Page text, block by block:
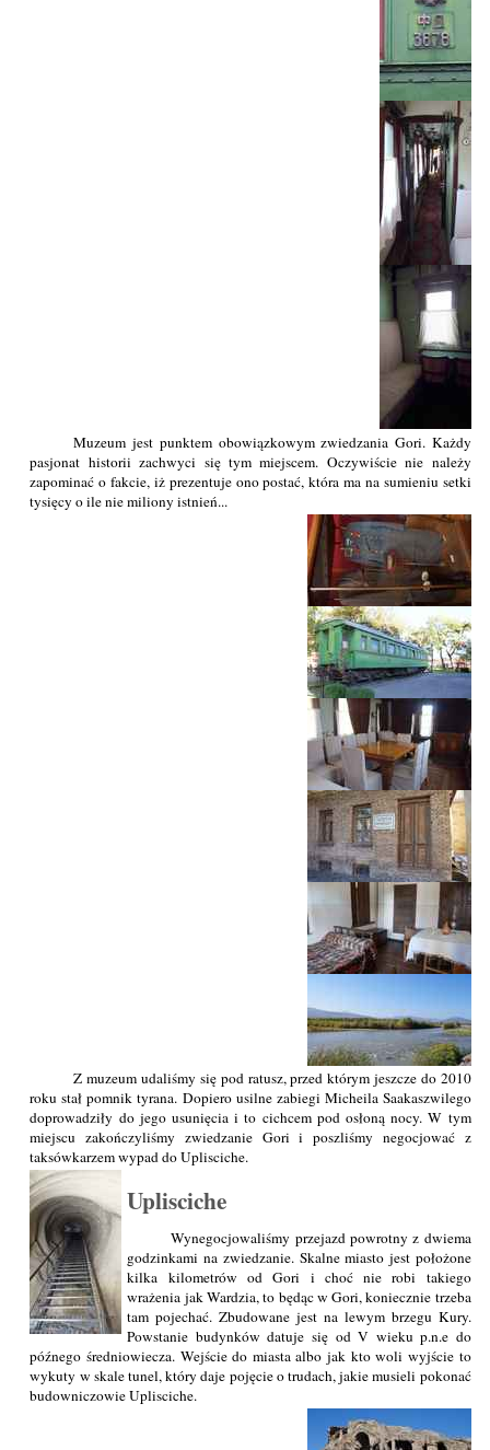
Muzeum jest punktem obowiązkowym zwiedzania Gori. Każdy
pasjonat historii zachwyci się tym miejscem. Oczywiście nie należy
zapominać o fakcie, iż prezentuje ono postać, która ma na sumieniu setki
tysięcy o ile nie miliony istnień...
Z muzeum udaliśmy się pod ratusz, przed którym jeszcze do 2010
roku stał pomnik tyrana. Dopiero usilne zabiegi Micheila Saakaszwilego
doprowadziły do jego usunięcia i to cichcem pod osłoną nocy. W tym
miejscu zakończyliśmy zwiedzanie Gori i poszliśmy negocjować z
taksówkarzem wypad do Uplisciche.
Uplisciche
Wynegocjowaliśmy przejazd powrotny z dwiema
godzinkami na zwiedzanie. Skalne miasto jest położone
kilka kilometrów od Gori i choć nie robi takiego
wrażenia jak Wardzia, to będąc w Gori, koniecznie trzeba
tam pojechać. Zbudowane jest na lewym brzegu Kury.
Powstanie budynków datuje się od V wieku p.n.e do
późnego średniowiecza. Wejście do miasta albo jak kto woli wyjście to
wykuty w skale tunel, który daje pojęcie o trudach, jakie musieli pokonać
budowniczowie Uplisciche.